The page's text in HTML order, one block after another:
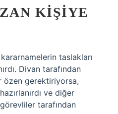
KIŞIYE
taslakları
Divan tarafından
özen gerektiriyorsa,
ve diğer
tarafından